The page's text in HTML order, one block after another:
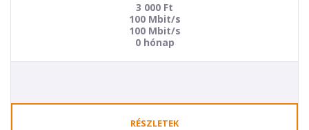
3 000 Ft
100 Mbit/s
100 Mbit/s
0 hónap
RÉSZLETEK